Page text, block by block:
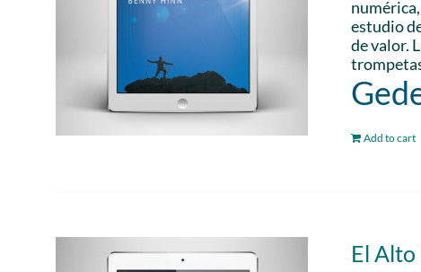
estudio
de valor.
Add to cart
El Alto